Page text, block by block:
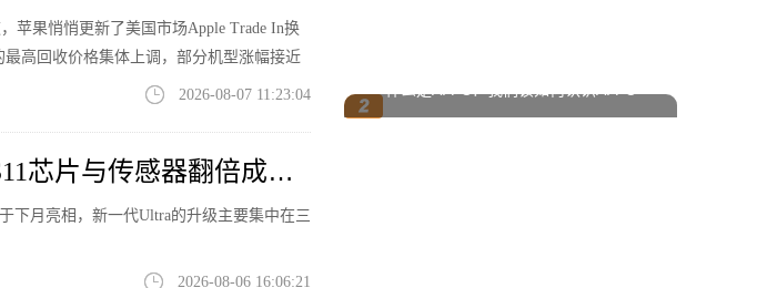
苹果悄悄更新了美国市场Apple Trade In换
最高回收价格集体上调，部分机型涨幅接近
2026-08-07 11:23:04
芯片与传感器翻倍成焦
下月亮相，新一代Ultra的升级主要集中在三
2026-08-06 16:06:21